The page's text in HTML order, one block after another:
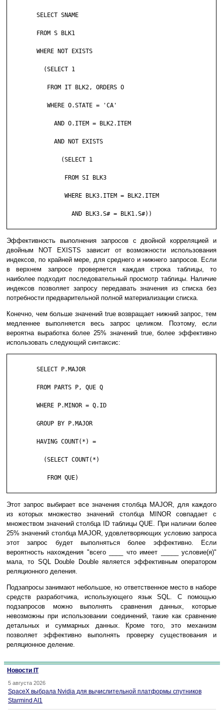
Эффективность выполнения запросов с двойной корреляцией и
двойным NOT EXISTS зависит от возможности использования
индексов, по крайней мере, для среднего и нижнего запросов. Если
в верхнем запросе проверяется каждая строка таблицы, то
наиболее подходит последовательный просмотр таблицы. Наличие
индексов позволяет запросу передавать значения из списка без
потребности предварительной полной материализации списка.
Конечно, чем больше значений true возвращает нижний запрос, тем
медленнее выполняется весь запрос целиком. Поэтому, если
вероятна выработка более 25% значений true, более эффективно
использовать следующий синтаксис:
Этот запрос выбирает все значения столбца MAJOR, для каждого
из которых множество значений столбца MINOR совпадает с
множеством значений столбца ID таблицы QUE. При наличии более
25% значений столбца MAJOR, удовлетворяющих условию запроса
этот запрос будет выполняться более эффективно. Если
вероятность нахождения "всего ____ что имеет _____ условие(я)"
мала, то SQL Double Double является эффективным оператором
реляционного деления.
Подзапросы занимают небольшое, но ответственное место в наборе
средств разработчика, использующего язык SQL. С помощью
подзапросов можно выполнять сравнения данных, которые
невозможны при использовании соединений, такие как сравнение
детальных и суммарных данных. Кроме того, это механизм
позволяет эффективно выполнять проверку существования и
реляционное деление.
Новости IT
5 августа 2026
SpaceX выбрала Nvidia для вычислительной платформы спутников
Starmind AI1